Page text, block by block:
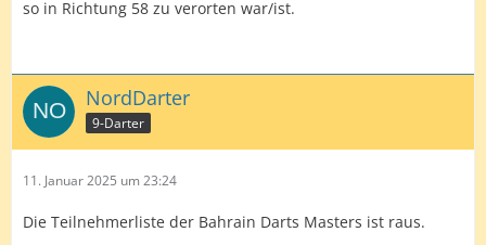
so in Richtung 58 zu verorten war/ist.
NordDarter
9-Darter
11. Januar 2025 um 23:24
Die Teilnehmerliste der Bahrain Darts Masters ist raus.